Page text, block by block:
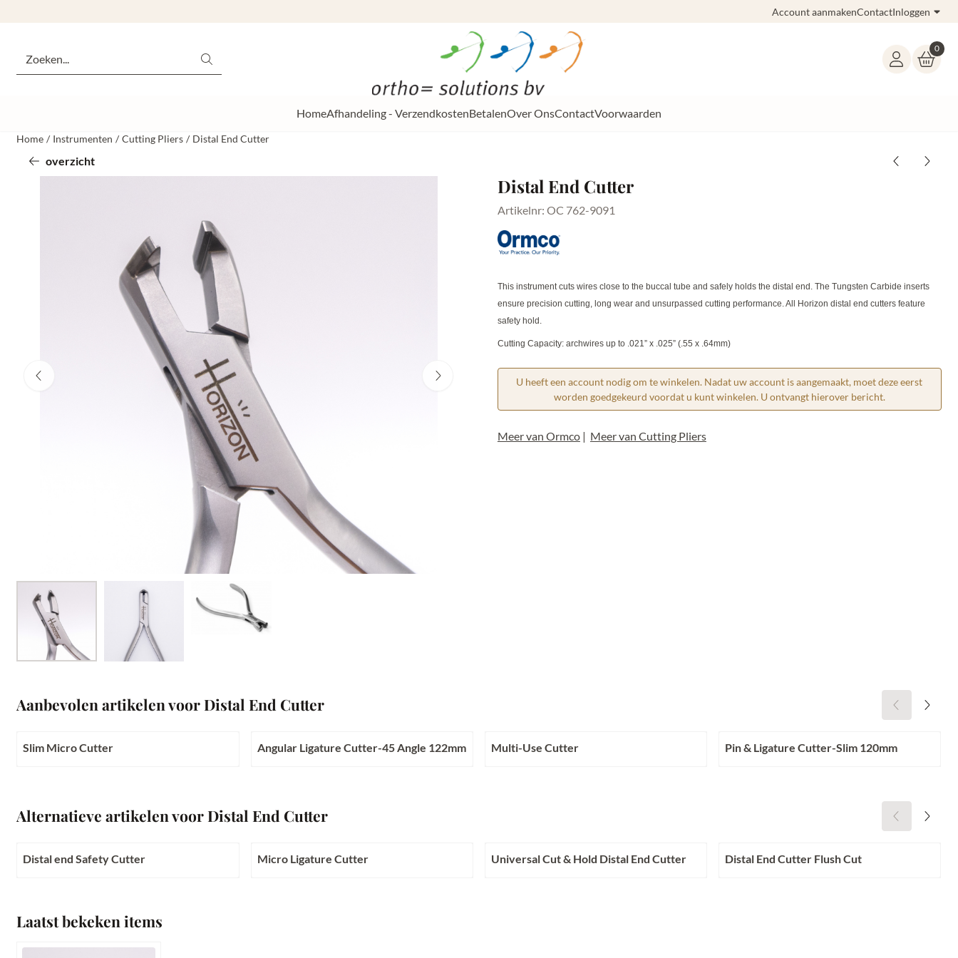
Account aanmakenContactInloggen
0
HomeAfhandeling - VerzendkostenBetalenOver OnsContactVoorwaarden
Home / Instrumenten / Cutting Pliers / Distal End Cutter
overzicht
Distal End Cutter
Artikelnr: OC 762-9091
This instrument cuts wires close to the buccal tube and safely holds the distal end. The Tungsten Carbide inserts
ensure precision cutting, long wear and unsurpassed cutting performance. All Horizon distal end cutters feature
safety hold.
Cutting Capacity: archwires up to .021” x .025” (.55 x .64mm)
U heeft een account nodig om te winkelen. Nadat uw account is aangemaakt, moet deze eerst
worden goedgekeurd voordat u kunt winkelen. U ontvangt hierover bericht.
Meer van Ormco| Meer van Cutting Pliers
Aanbevolen artikelen voorDistal End Cutter
Slim Micro Cutter
Angular Ligature Cutter-45 Angle 122mm
Multi-Use Cutter
Pin & Ligature Cutter-Slim 120mm
Alternatieve artikelen voorDistal End Cutter
Distal end Safety Cutter
Micro Ligature Cutter
Universal Cut & Hold Distal End Cutter
Distal End Cutter Flush Cut
Laatst bekeken items